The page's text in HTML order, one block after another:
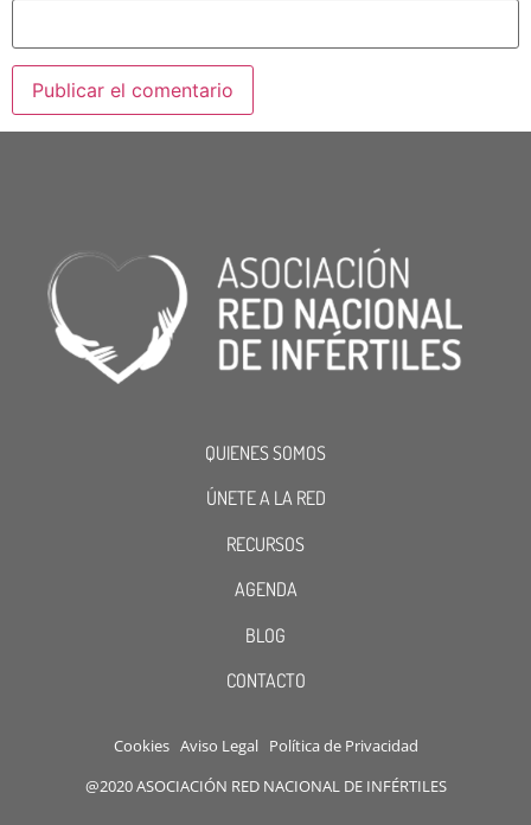
QUIENES SOMOS
ÚNETE A LA RED
RECURSOS
AGENDA
BLOG
CONTACTO
Cookies Aviso Legal Política de Privacidad
@2020 ASOCIACIÓN RED NACIONAL DE INFÉRTILES